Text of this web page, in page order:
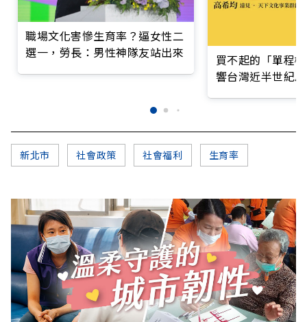
職場文化害慘生育率？逼女性二
選一，勞長：男性神隊友站出來
買不起的「單程
響台灣近半世紀
新北市 社會政策 社會福利 生育率